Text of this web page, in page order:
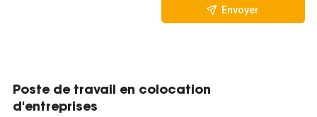
Envoyer
Poste de travail en colocation
d'entreprises